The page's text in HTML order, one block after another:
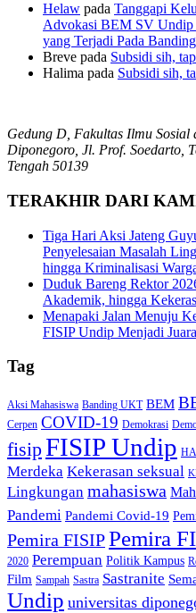
Helaw pada Tanggapi
Advokasi BEM SV Undip
yang Terjadi Pada
Breve pada Subsidi sih,
Halima pada Subsidi sih,
Gedung D, Fakultas Ilmu
Diponegoro, Jl. Prof. Soedarto,
Tengah 50139
TERAKHIR DARI
Tiga Hari Aksi Jateng
Penyelesaian Masalah
hingga Kriminalisasi
Duduk Bareng Rektor
Akademik, hingga
Menapaki Jalan Menuju
FISIP Undip Menjadi
Tag
Aksi Mahasiswa Banding UKT BEM
Cerpen COVID-19 Demokrasi
fisipFISIP Undip
Merdeka Kekerasan seksual
Lingkungan mahasiswa
Pandemi Pandemi Covid-19
Pemira FISIPPemira
2020 Perempuan Politik Kampus
Film Sampah Sastra Sastranite
Undip universitas